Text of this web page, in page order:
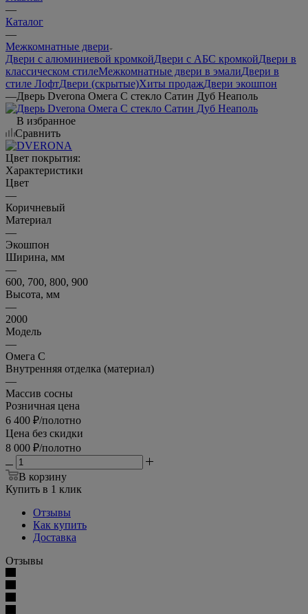
—
Каталог
—
Межкомнатные двери
Двери с алюминиевой кромкойДвери с АБС кромкойДвери в
классическом стилеМежкомнатные двери в эмалиДвери в
стиле ЛофтДвери (скрытые)Хиты продажДвери экошпон
—Дверь Dverona Омега С стекло Сатин Дуб Неаполь
В избранное
Сравнить
Цвет покрытия:
Характеристики
Цвет
—
Коричневый
Материал
—
Экошпон
Ширина, мм
—
600, 700, 800, 900
Высота, мм
—
2000
Модель
—
Омега С
Внутренняя отделка (материал)
—
Массив сосны
Розничная цена
6 400 ₽/полотно
Цена без скидки
8 000 ₽/полотно
В корзину
Купить в 1 клик
Отзывы
Как купить
Доставка
Отзывы